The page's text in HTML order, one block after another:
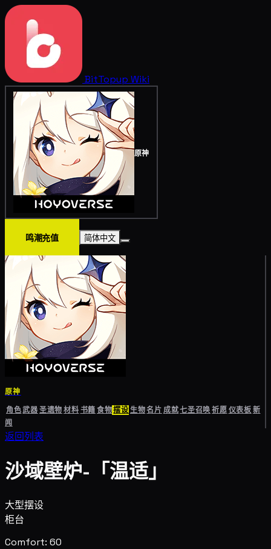
BitTopup Wiki
原神
鸣潮充值 简体中文
原神
角色武器圣遗物材料书籍食物摆设生物名片成就七圣召唤祈愿仪表板新
闻
返回列表
沙域壁炉-「温适」
大型摆设
柜台
Comfort: 60